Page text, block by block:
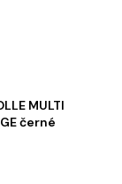
MULTI
černé